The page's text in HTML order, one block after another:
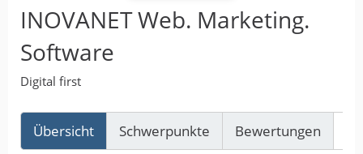
INOVANET Web. Marketing.
Software
Digital first
Übersicht Schwerpunkte Bewertungen